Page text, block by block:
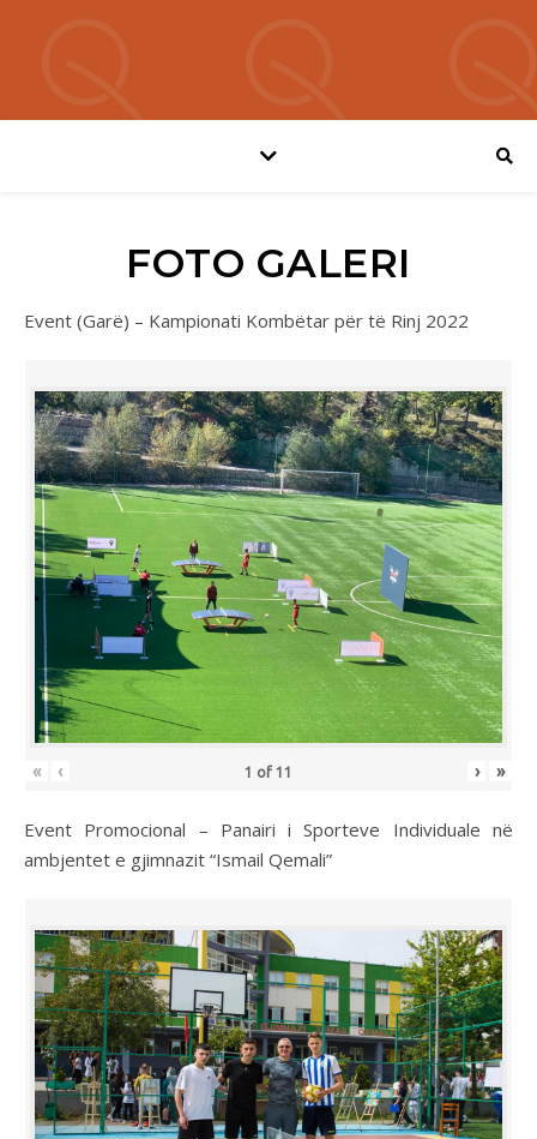
FOTO GALERI
Event (Garë) – Kampionati Kombëtar për të Rinj 2022
« ‹ 1 of 11 › »
Event Promocional – Panairi i Sporteve Individuale në
ambjentet e gjimnazit “Ismail Qemali”